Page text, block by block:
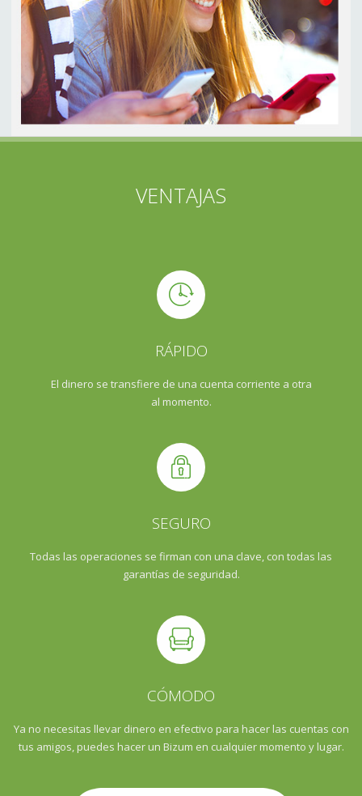
VENTAJAS
RÁPIDO
El dinero se transfiere de una cuenta corriente a otra
al momento.
SEGURO
Todas las operaciones se firman con una clave, con todas las
garantías de seguridad.
CÓMODO
Ya no necesitas llevar dinero en efectivo para hacer las cuentas con
tus amigos, puedes hacer un Bizum en cualquier momento y lugar.